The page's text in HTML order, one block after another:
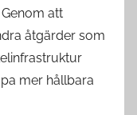
att
åtgärder som
mer hållbara